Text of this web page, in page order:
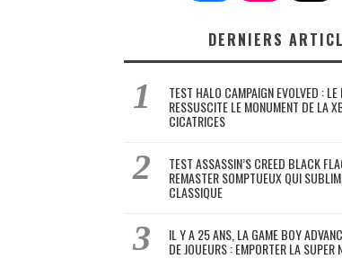
DERNIERS
TEST HALO CAMPAIGN EVOLVED : LE
RESSUSCITE LE MONUMENT DE LA
CICATRICES
TEST ASSASSIN’S CREED BLACK
REMASTER SOMPTUEUX QUI
CLASSIQUE
IL Y A 25 ANS, LA GAME BOY
DE JOUEURS : EMPORTER LA SUPER